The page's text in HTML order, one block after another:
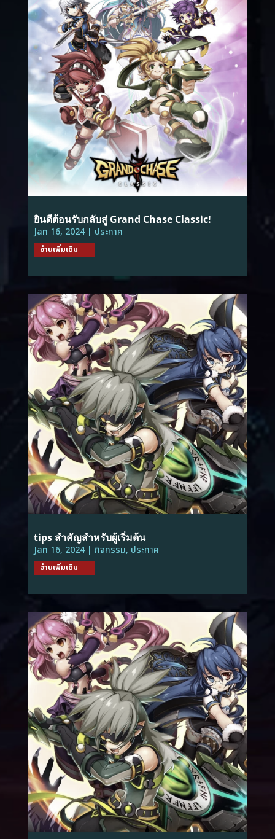
ยินดีต้อนรับกลับสู่ Grand Chase Classic!
Jan 16, 2024| ประกาศ
อ่านเพิ่มเติม
tips สำคัญสำหรับผู้เริ่มต้น
Jan 16, 2024| กิจกรรม, ประกาศ
อ่านเพิ่มเติม